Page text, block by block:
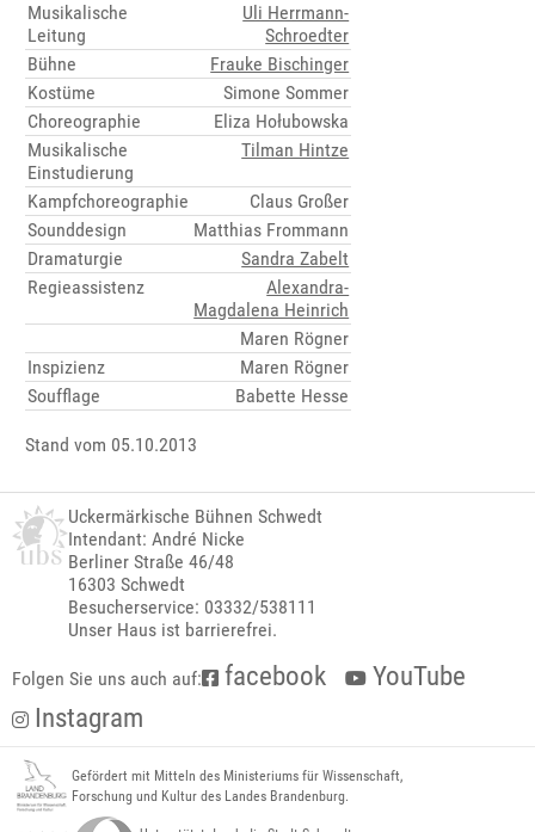
Musikalische
Leitung
Uli Herrmann-
Schroedter
Bühne
Frauke Bischinger
Kostüme
Simone Sommer
Choreographie
Eliza Hołubowska
Musikalische
Einstudierung
Tilman Hintze
Kampfchoreographie
Claus Großer
Sounddesign
Matthias Frommann
Dramaturgie
Sandra Zabelt
Regieassistenz
Alexandra-
Magdalena Heinrich
Maren Rögner
Inspizienz
Maren Rögner
Soufflage
Babette Hesse
Stand vom 05.10.2013
Uckermärkische Bühnen Schwedt
Intendant: André Nicke
Berliner Straße 46/48
16303 Schwedt
Besucherservice: 03332/538111
Unser Haus ist barrierefrei.
Folgen Sie uns auch auf: facebook
YouTube
Instagram
Gefördert mit Mitteln des Ministeriums für Wissenschaft,
Forschung und Kultur des Landes Brandenburg.